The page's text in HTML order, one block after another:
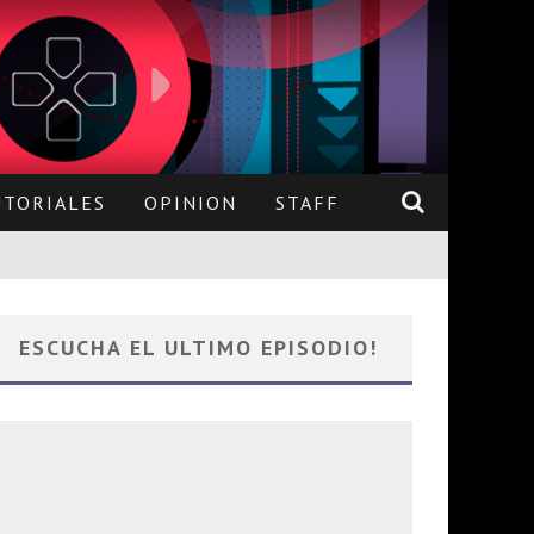
OPINION STAFF
ESCUCHA EL ULTIMO EPISODIO!